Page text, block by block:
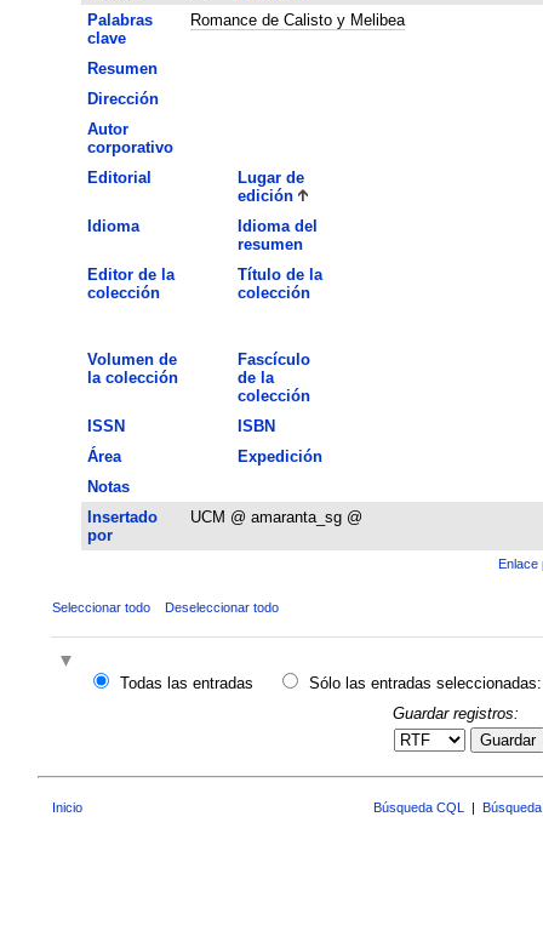
Palabras
clave
Romance de Calisto y Melibea
Resumen
Dirección
Autor
corporativo
Editorial
Lugar de
edición
Idioma
Idioma del
resumen
Editor de la
colección
Título de la
colección
Volumen de
la colección
Fascículo
de la
colección
ISSN
ISBN
Área
Expedición
Notas
Insertado
por
UCM @ amaranta_sg @
Enlace
Seleccionar todo Deseleccionar todo
Todas las entradas
Sólo las entradas seleccionadas:
Guardar registros:
Guardar
Inicio Búsqueda CQL